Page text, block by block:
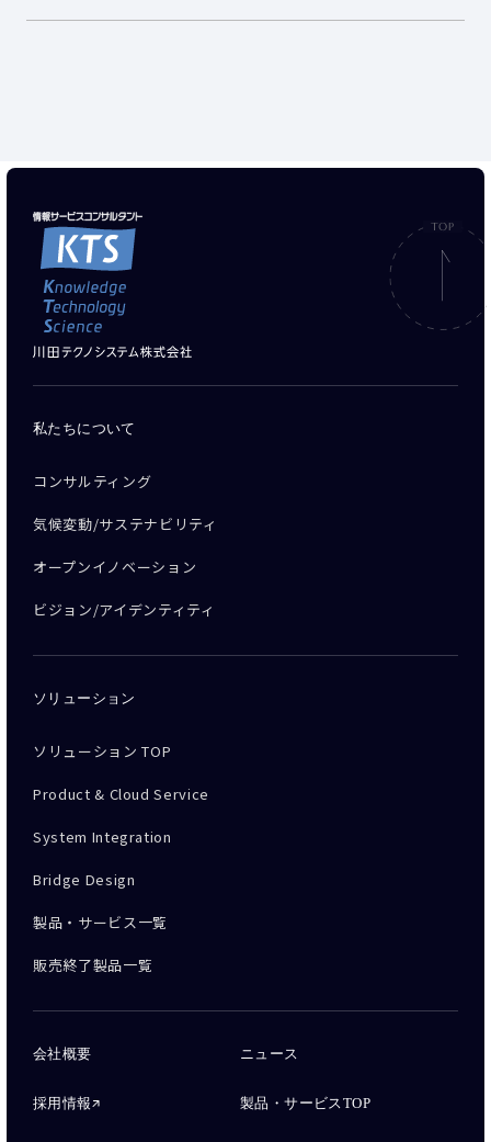
私たちについて
コンサルティング
気候変動/サステナビリティ
オープンイノベーション
ビジョン/アイデンティティ
ソリューション
ソリューション TOP
Product & Cloud Service
System Integration
Bridge Design
製品・サービス一覧
販売終了製品一覧
会社概要 ニュース
採用情報 製品・サービスTOP